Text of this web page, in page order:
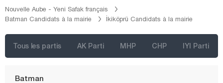
Nouvelle Aube - Yeni Safak français
Batman Candidats à la mairie
İkiköprü Candidats à la mairie
Tous les partis AK Parti MHP CHP IYI Parti
Artvin
Aydın
Bartın
Batman